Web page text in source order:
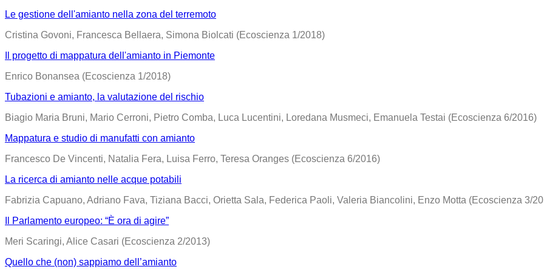
Le gestione dell'amianto nella zona del terremoto
Cristina Govoni, Francesca Bellaera, Simona Biolcati (Ecoscienza 1/2018)
Il progetto di mappatura dell'amianto in Piemonte
Enrico Bonansea (Ecoscienza 1/2018)
Tubazioni e amianto, la valutazione del rischio
Biagio Maria Bruni, Mario Cerroni, Pietro Comba, Luca Lucentini, Loredana Musmeci, Emanuela Testai (Ecoscienza 6/2016)
Mappatura e studio di manufatti con amianto
Francesco De Vincenti, Natalia Fera, Luisa Ferro, Teresa Oranges (Ecoscienza 6/2016)
La ricerca di amianto nelle acque potabili
Fabrizia Capuano, Adriano Fava, Tiziana Bacci, Orietta Sala, Federica Paoli, Valeria Biancolini, Enzo Motta (Ecoscienza 3/
Il Parlamento europeo: “È ora di agire”
Meri Scaringi, Alice Casari (Ecoscienza 2/2013)
Quello che (non) sappiamo dell’amianto